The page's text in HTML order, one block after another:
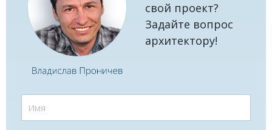
свой проект?
Задайте вопрос
архитектору!